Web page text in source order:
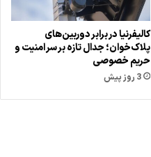
کالیفرنیا در برابر دوربین‌های
پلاک‌خوان؛ جدال تازه بر سر امنیت و
حریم خصوصی
3 روز پیش